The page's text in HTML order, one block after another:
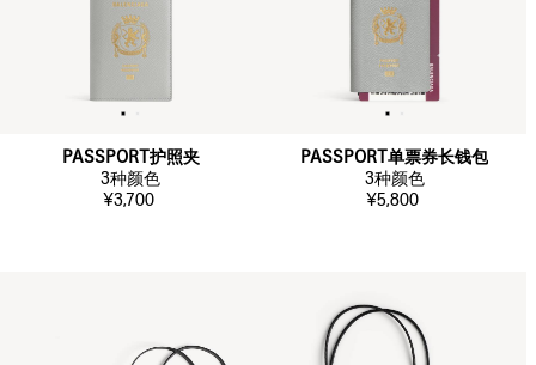
PASSPORT护照夹
3种颜色
¥3,700
PASSPORT单票券长钱包
3种颜色
¥5,800